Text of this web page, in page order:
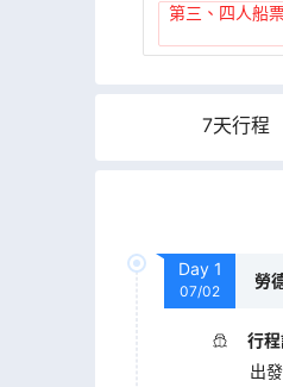
第三、四人船
7天行程
Day 1
07/02
勞
行
出